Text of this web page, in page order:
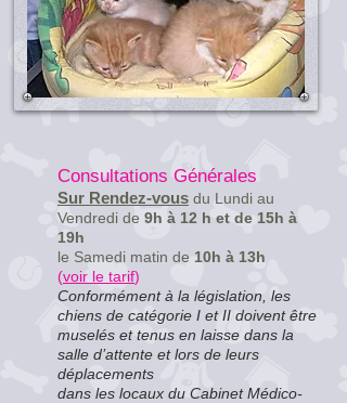
Consultations Générales
Sur Rendez-vous du Lundi au
Vendredi de 9h à 12 h et de 15h à
19h
le Samedi matin de 10h à 13h
(voir le tarif)
Conformément à la législation, les
chiens de catégorie I et II doivent être
muselés et tenus en laisse dans la
salle d’attente et lors de leurs
déplacements
dans les locaux du Cabinet Médico-